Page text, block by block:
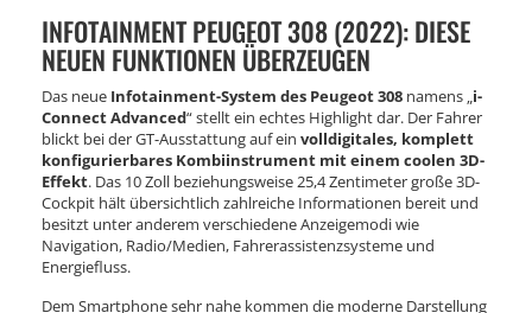
INFOTAINMENT PEUGEOT 308 (2022): DIESE
NEUEN FUNKTIONEN ÜBERZEUGEN
Das neue Infotainment-System des Peugeot 308 namens „i-
Connect Advanced“ stellt ein echtes Highlight dar. Der Fahrer
blickt bei der GT-Ausstattung auf ein volldigitales, komplett
konfigurierbares Kombiinstrument mit einem coolen 3D-
Effekt. Das 10 Zoll beziehungsweise 25,4 Zentimeter große 3D-
Cockpit hält übersichtlich zahlreiche Informationen bereit und
besitzt unter anderem verschiedene Anzeigemodi wie
Navigation, Radio/Medien, Fahrerassistenzsysteme und
Energiefluss.
Dem Smartphone sehr nahe kommen die moderne Darstellung